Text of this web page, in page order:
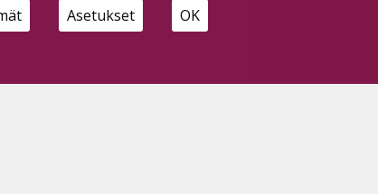
Asetukset OK